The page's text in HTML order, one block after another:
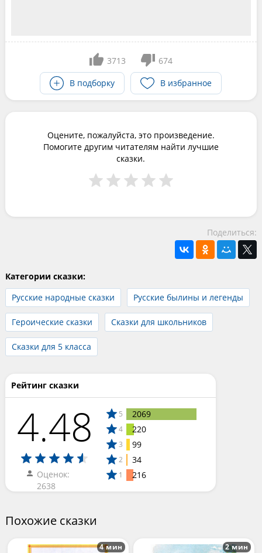
3713
674
В подборку
В избранное
Оцените, пожалуйста, это произведение.
Помогите другим читателям найти лучшие
сказки.
Поделиться:
Категории сказки:
Русские народные сказки
Русские былины и легенды
Героические сказки Сказки для школьников
Сказки для 5 класса
Рейтинг сказки
4.48
Оценок:
2638
5 2069
4 220
3 99
2 34
1 216
Похожие сказки
4 мин 2 мин